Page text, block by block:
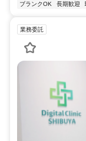
ブランクOK 長期歓迎
業務委託